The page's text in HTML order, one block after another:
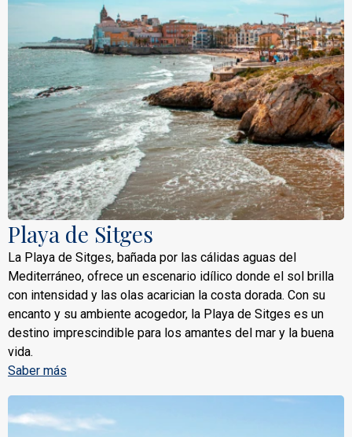
Playa de Sitges
La Playa de Sitges, bañada por las cálidas aguas del
Mediterráneo, ofrece un escenario idílico donde el sol brilla
con intensidad y las olas acarician la costa dorada. Con su
encanto y su ambiente acogedor, la Playa de Sitges es un
destino imprescindible para los amantes del mar y la buena
vida.
Saber más